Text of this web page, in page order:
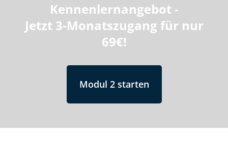
Kennenlernangebot -
Jetzt 3-Monatszugang für nur
69€!
Modul 2 starten